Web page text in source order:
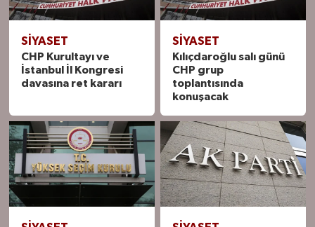
SIYASET
CHP Kurultayı ve
İstanbul İl Kongresi
davasına ret kararı
SIYASET
Kılıçdaroğlu salı günü
CHP grup
toplantısında
konuşacak